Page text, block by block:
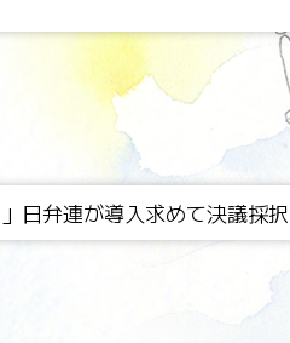
」日弁連が導入求めて決議